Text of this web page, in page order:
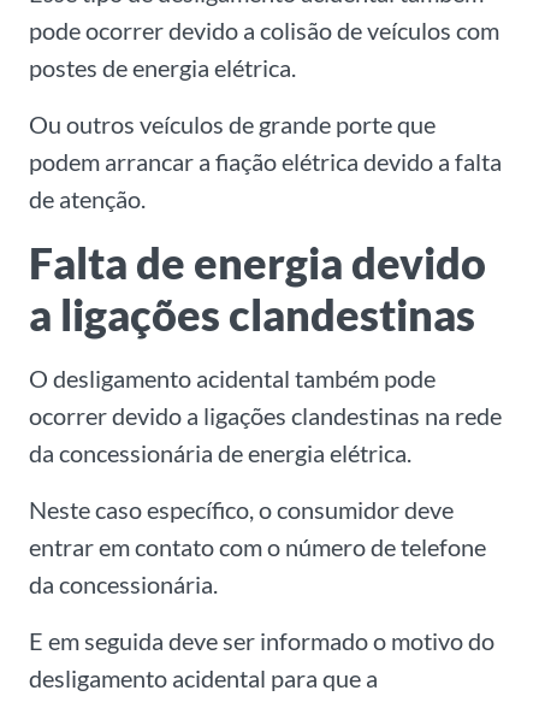
pode ocorrer devido a colisão de veículos com
postes de energia elétrica.
Ou outros veículos de grande porte que
podem arrancar a fiação elétrica devido a falta
de atenção.
Falta de energia devido
a ligações clandestinas
O desligamento acidental também pode
ocorrer devido a ligações clandestinas na rede
da concessionária de energia elétrica.
Neste caso específico, o consumidor deve
entrar em contato com o número de telefone
da concessionária.
E em seguida deve ser informado o motivo do
desligamento acidental para que a